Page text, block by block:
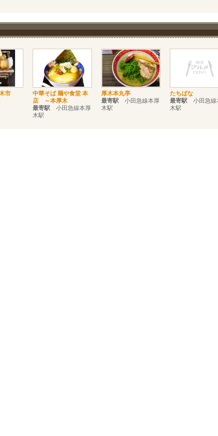
市
中華そば 麺や食堂 本
店 ～本厚木
最寄駅 小田急線本厚
木駅
厚木本丸亭
最寄駅 小田急線本厚
木駅
たちばな
最寄駅 小田急線
木駅